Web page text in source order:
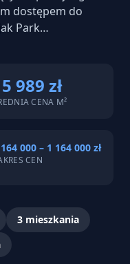
dostępem do
Park…
989 zł
CENA M²
000 – 1 164 000 zł
CEN
3 mieszkania